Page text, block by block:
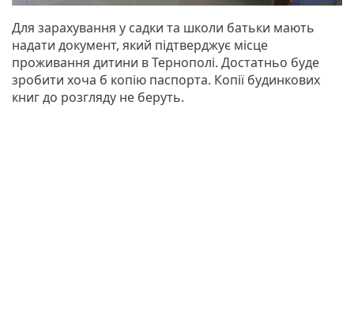
Для зарахування у садки та школи батьки мають
надати документ, який підтверджує місце
проживання дитини в Тернополі. Достатньо буде
зробити хоча б копію паспорта. Копії будинкових
книг до розгляду не беруть.